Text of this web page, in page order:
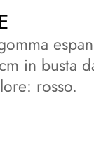
in busta
rosso.